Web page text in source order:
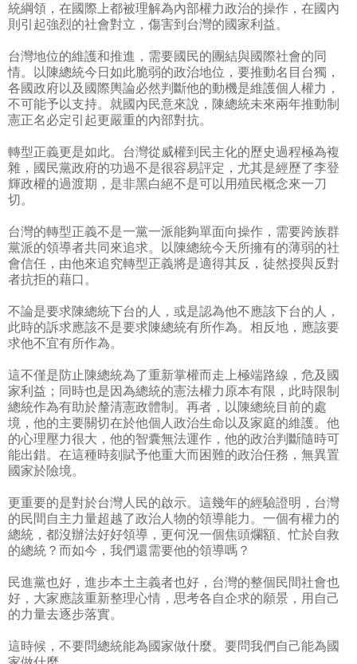
統綱領，在國際上都被理解為內部權力政治的操作，在國內
則引起強烈的社會對立，傷害到台灣的國家利益。
台灣地位的維護和推進，需要國民的團結與國際社會的同
情。以陳總統今日如此脆弱的政治地位，要推動名目台獨，
各國政府以及國際輿論必然判斷他的動機是維護個人權力，
不可能予以支持。就國內民意來說，陳總統未來兩年推動制
憲正名必定引起更嚴重的內部對抗。
轉型正義更是如此。台灣從威權到民主化的歷史過程極為複
雜，國民黨政府的功過不是很容易評定，尤其是經歷了李登
輝政權的過渡期，是非黑白絕不是可以用殖民概念來一刀
切。
台灣的轉型正義不是一黨一派能夠單面向操作，需要跨族群
黨派的領導者共同來追求。以陳總統今天所擁有的薄弱的社
會信任，由他來追究轉型正義將是適得其反，徒然授與反對
者抗拒的藉口。
不論是要求陳總統下台的人，或是認為他不應該下台的人，
此時的訴求應該不是要求陳總統有所作為。相反地，應該要
求他不宜有所作為。
這不僅是防止陳總統為了重新掌權而走上極端路線，危及國
家利益；同時也是因為總統的憲法權力原本有限，此時限制
總統作為有助於釐清憲政體制。再者，以陳總統目前的處
境，他的主要關切在於他個人政治生命以及家庭的維護。他
的心理壓力很大，他的智囊無法運作，他的政治判斷隨時可
能出錯。在這種時刻賦予他重大而困難的政治任務，無異置
國家於險境。
更重要的是對於台灣人民的啟示。這幾年的經驗證明，台灣
的民間自主力量超越了政治人物的領導能力。一個有權力的
總統，都沒辦法好好領導，更何況一個焦頭爛額、忙於自救
的總統？而如今，我們還需要他的領導嗎？
民進黨也好，進步本土主義者也好，台灣的整個民間社會也
好，大家應該重新整理心情，思考各自企求的願景，用自己
的力量去逐步落實。
這時候，不要問總統能為國家做什麼。要問我們自己能為國